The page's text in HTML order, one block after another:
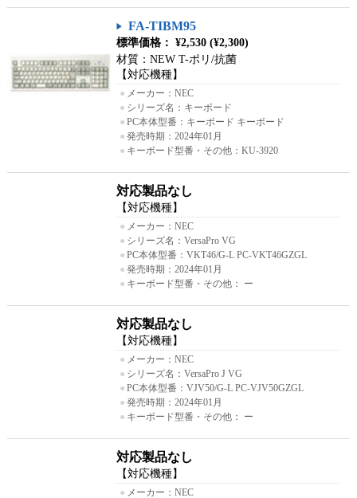
FA-TIBM95
標準価格： ¥2,530 (¥2,300)
材質：NEW T-ポリ/抗菌
【対応機種】
● メーカー：NEC
● シリーズ名：キーボード
● PC本体型番：キーボード キーボード
● 発売時期：2024年01月
● キーボード型番・その他：KU-3920
対応製品なし
【対応機種】
● メーカー：NEC
● シリーズ名：VersaPro VG
● PC本体型番：VKT46/G-L PC-VKT46GZGL
● 発売時期：2024年01月
● キーボード型番・その他： ー
対応製品なし
【対応機種】
● メーカー：NEC
● シリーズ名：VersaPro J VG
● PC本体型番：VJV50/G-L PC-VJV50GZGL
● 発売時期：2024年01月
● キーボード型番・その他： ー
対応製品なし
【対応機種】
● メーカー：NEC